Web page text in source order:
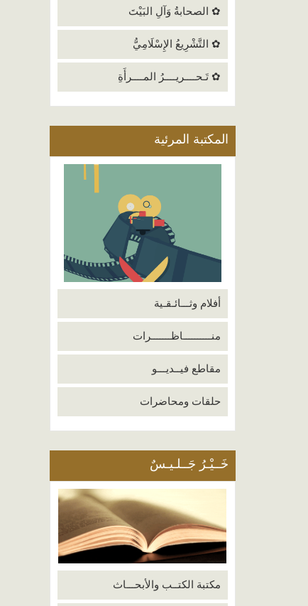
✿ الصحابةُ وَآلِ البَيْتَ
✿ التَّشْرِيعُ الإِسْلَامِيُّ
✿ تَـحــــريــــرُ المــــرأَةِ
المكتبة المرئية
أفلام وثـــائـقـية
منــــــــــاظـــــــرات
مقاطع فيــديـــو
حلقات ومحاضرات
خَــيْـرُ جَــلـيـسٌ
مكتبة الكتــب والأبحـــاث